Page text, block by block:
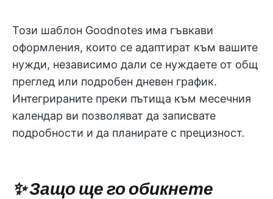
Този шаблон Goodnotes има гъвкави
оформления, които се адаптират към вашите
нужди, независимо дали се нуждаете от общ
преглед или подробен дневен график.
Интегрираните преки пътища към месечния
календар ви позволяват да записвате
подробности и да планирате с прецизност.
✨ Защо ще го обикнете